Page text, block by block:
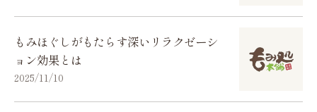
もみほぐしがもたらす深いリラクゼーシ
ョン効果とは
2025/11/10